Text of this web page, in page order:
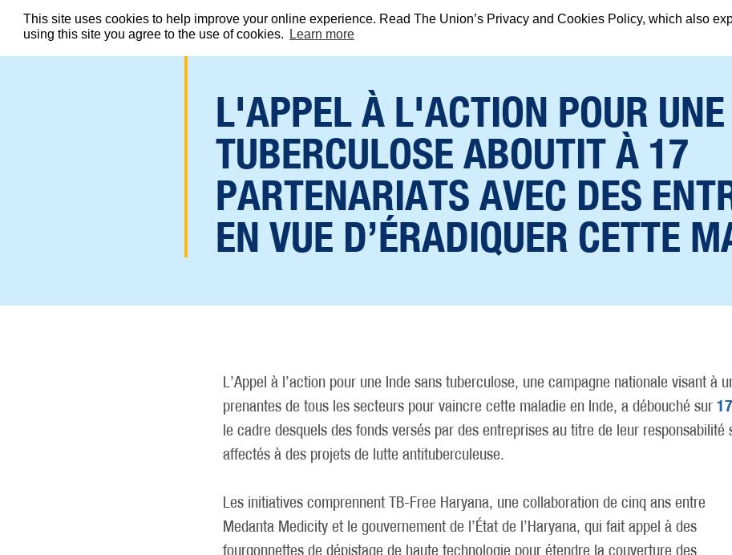
This site uses cookies to help improve your online experience. Read The Union’s Privacy and Cookies Policy, which also
using this site you agree to the use of cookies.
Learn more
EXPLORER
L'APPEL À L'ACTION POUR
TUBERCULOSE ABOUTIT À 17
PARTENARIATS AVEC DES
EN VUE D’ÉRADIQUER CETTE
L’Appel à l’action pour une Inde sans tuberculose, une campagne nationale visant à
prenantes de tous les secteurs pour vaincre cette maladie en Inde, a débouché sur
le cadre desquels des fonds versés par des entreprises au titre de leur responsabilité
affectés à des projets de lutte antituberculeuse.
Les initiatives comprennent TB-Free Haryana, une collaboration de cinq ans entre
Medanta Medicity et le gouvernement de l’État de l’Haryana, qui fait appel à des
fourgonnettes de dépistage de haute technologie pour étendre la couverture des